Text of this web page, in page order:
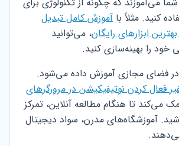
کنید. مثلاً با آموزش کامل تبدیل
، می‌توانید
خود را بهینه‌سازی کنید.
فضای مجازی آموزش داده می‌شود.
فعال کردن نوتیفیکیشن در مرورگرهای
می‌کند تا هنگام مطالعه آنلاین، تمرکز
آموزشگاه‌های مدرن، سواد دیجیتال